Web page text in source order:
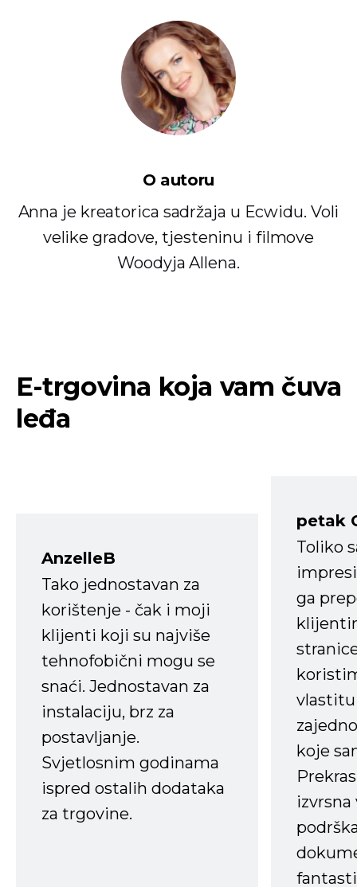
O autoru
Anna je kreatorica sadržaja u Ecwidu. Voli
velike gradove, tjesteninu i filmove
Woodyja Allena.
E-trgovina koja vam čuva
leđa
AnzelleB
Tako jednostavan za
korištenje - čak i moji
klijenti koji su najviše
tehnofobični mogu se
snaći. Jednostavan za
instalaciju, brz za
postavljanje.
Svjetlosnim godinama
ispred ostalih dodataka
za trgovine.
petak
Toliko
ga
koje